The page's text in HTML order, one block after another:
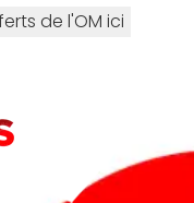
de l'OM ici